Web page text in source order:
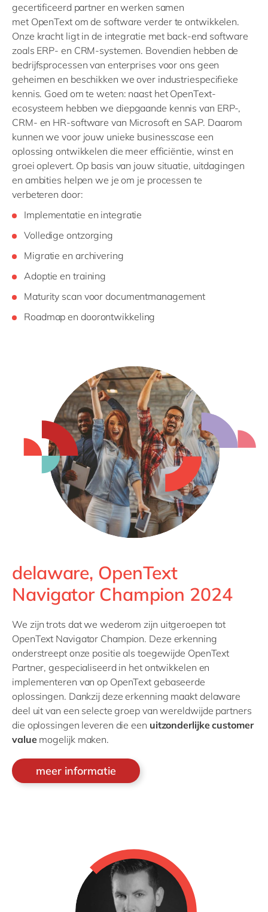
gecertificeerd partner en werken samen
met OpenTextom de software verder te ontwikkelen.
Onze kracht ligt in de integratie met back-end software
zoals ERP- en CRM-systemen. Bovendien hebben de
bedrijfsprocessen van enterprises voor ons geen
geheimen en beschikken we over industriespecifieke
kennis. Goed om te weten: naast het OpenText-
ecosysteem hebben we diepgaande kennis van ERP-,
CRM- en HR-software van Microsoft en SAP. Daarom
kunnen we voor jouw unieke businesscase een
oplossing ontwikkelen die meer efficiëntie, winst en
groei oplevert. Op basis van jouw situatie, uitdagingen
en ambities helpen we je om je processen te
verbeteren door:
Implementatie en integratie
Volledige ontzorging
Migratie en archivering
Adoptie en training
Maturity scan voor documentmanagement
Roadmap en doorontwikkeling
delaware, OpenText
Navigator Champion 2024
We zijn trots dat we wederom zijn uitgeroepen tot
OpenText Navigator Champion. Deze erkenning
onderstreept onze positie als toegewijde OpenText
Partner, gespecialiseerd in het ontwikkelen en
implementeren van op OpenText gebaseerde
oplossingen. Dankzij deze erkenning maakt delaware
deel uit van een selecte groep van wereldwijde partners
die oplossingen leveren die een uitzonderlijke customer
valuemogelijk maken.
meer informatie